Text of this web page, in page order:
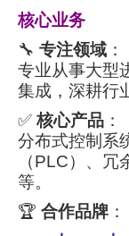
核心业务
🔧 专注领域 ：
专业从事大型
集成，深耕行
✅核心产品 ：
分布式控制系
（PLC）、
等。
🏆 合作品牌 ：